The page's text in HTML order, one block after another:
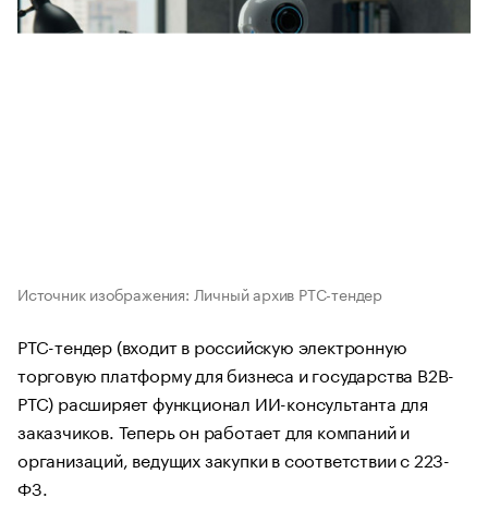
Источник изображения: Личный архив РТС-тендер
РТС-тендер (входит в российскую электронную
торговую платформу для бизнеса и государства B2B-
РТС) расширяет функционал ИИ-консультанта для
заказчиков. Теперь он работает для компаний и
организаций, ведущих закупки в соответствии с 223-
ФЗ.